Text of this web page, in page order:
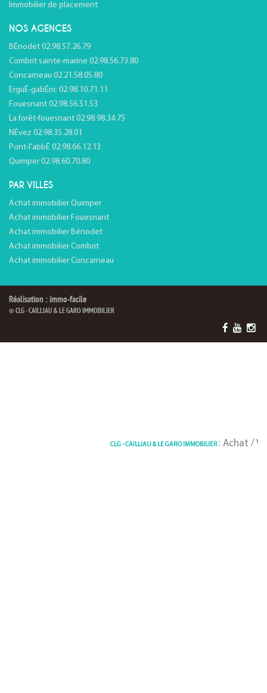
Immobilier de placement
NOS AGENCES
BÉnodet 02.98.57.26.79
Combrit sainte-marine 02.98.56.73.80
Concarneau 02.21.58.05.80
ErguÉ-gabÉric 02.98.10.71.11
Fouesnant 02.98.56.51.53
La forêt-fouesnant 02.98.98.34.75
NÉvez 02.98.35.28.01
Pont-l'abbÉ 02.98.66.12.13
Quimper 02.98.60.70.80
PAR VILLES
Achat immobilier Quimper
Achat immobilier Fouesnant
Achat immobilier Bénodet
Achat immobilier Combrit
Achat immobilier Concarneau
Réalisation : immo-facile
© CLG - CAILLIAU & LE GARO IMMOBILIER
CLG - CAILLIAU & LE GARO IMMOBILIER: Achat / Vente